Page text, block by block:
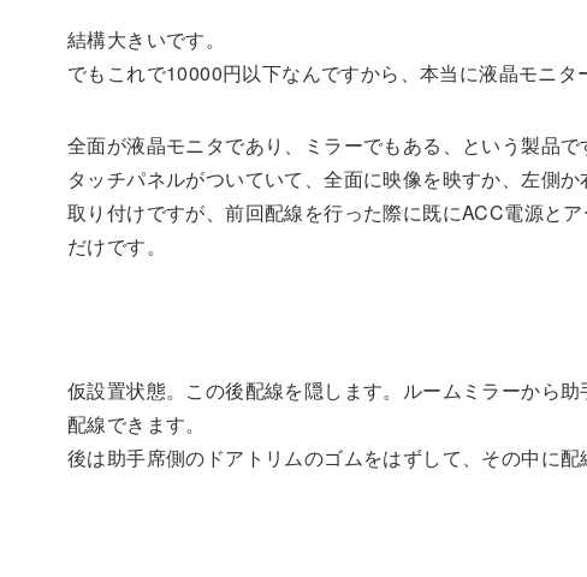
結構大きいです。
でもこれで10000円以下なんですから、本当に液晶モニタ
全面が液晶モニタであり、ミラーでもある、という製品で
タッチパネルがついていて、全面に映像を映すか、左側
取り付けですが、前回配線を行った際に既にACC電源と
だけです。
仮設置状態。この後配線を隠します。ルームミラーから
配線できます。
後は助手席側のドアトリムのゴムをはずして、その中に配